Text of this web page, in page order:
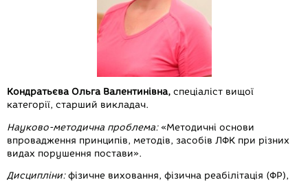
Кондратьєва Ольга Валентинівна, спеціаліст вищої
категорії, старший викладач.
Науково-методична проблема:«Методичні основи
впровадження принципів, методів, засобів ЛФК при різних
видах порушення постави».
Дисципліни:фізичне виховання, фізична реабілітація (ФР),